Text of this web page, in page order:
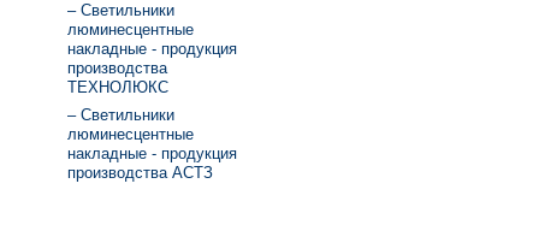
– Светильники
люминесцентные
накладные - продукция
производства
ТЕХНОЛЮКС
– Светильники
люминесцентные
накладные - продукция
производства АСТЗ